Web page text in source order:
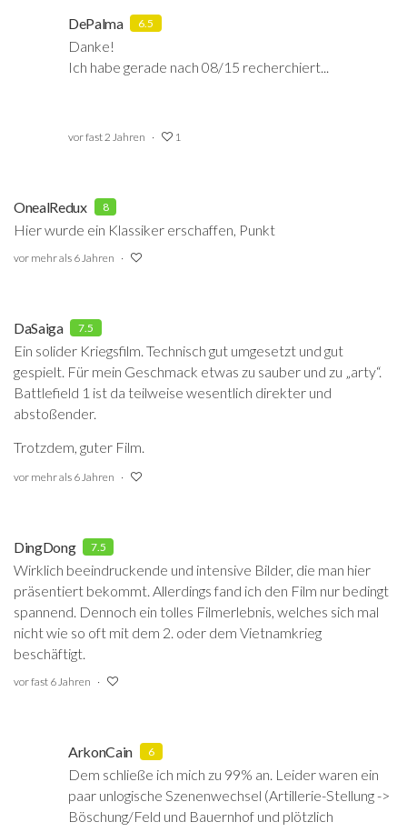
DePalma 6.5
Danke!
Ich habe gerade nach 08/15 recherchiert...
vor fast 2 Jahren 1
OnealRedux 8
Hier wurde ein Klassiker erschaffen, Punkt
vor mehr als 6 Jahren
DaSaiga 7.5
Ein solider Kriegsfilm. Technisch gut umgesetzt und gut
gespielt. Für mein Geschmack etwas zu sauber und zu „arty“.
Battlefield 1 ist da teilweise wesentlich direkter und
abstoßender.
Trotzdem, guter Film.
vor mehr als 6 Jahren
DingDong 7.5
Wirklich beeindruckende und intensive Bilder, die man hier
präsentiert bekommt. Allerdings fand ich den Film nur bedingt
spannend. Dennoch ein tolles Filmerlebnis, welches sich mal
nicht wie so oft mit dem 2. oder dem Vietnamkrieg
beschäftigt.
vor fast 6 Jahren
ArkonCain 6
Dem schließe ich mich zu 99% an. Leider waren ein
paar unlogische Szenenwechsel (Artillerie-Stellung ->
Böschung/Feld und Bauernhof und plötzlich